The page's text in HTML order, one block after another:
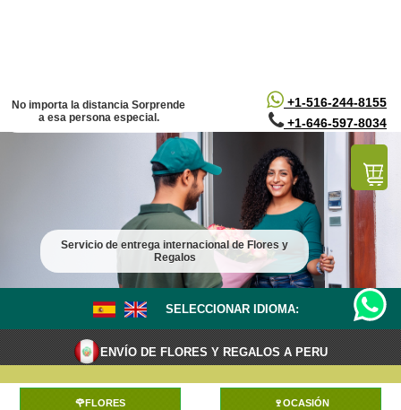
+1-516-244-8155
+1-646-597-8034
No importa la distancia Sorprende
a esa persona especial.
Servicio de entrega internacional de Flores y
Regalos
SELECCIONAR IDIOMA:
ENVÍO DE FLORES Y REGALOS A PERU
🌹FLORES 🍷OCASIÓN